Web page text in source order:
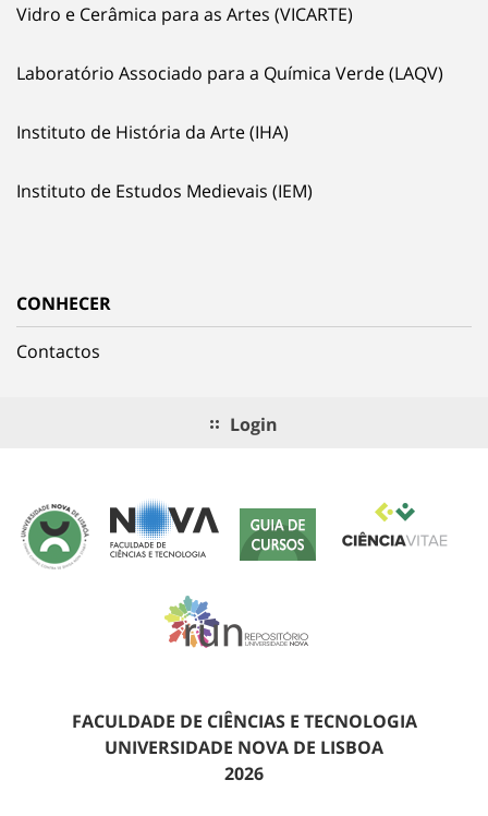
Vidro e Cerâmica para as Artes (VICARTE)
Laboratório Associado para a Química Verde (LAQV)
Instituto de História da Arte (IHA)
Instituto de Estudos Medievais (IEM)
CONHECER
Contactos
Login
FACULDADE DE CIÊNCIAS E TECNOLOGIA
UNIVERSIDADE NOVA DE LISBOA
2026